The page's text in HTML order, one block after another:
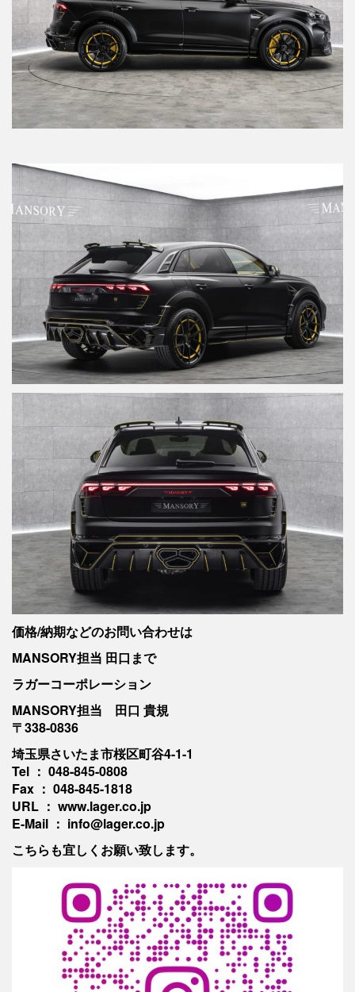
価格/納期などのお問い合わせは
MANSORY担当 田口まで
ラガーコーポレーション
MANSORY担当 田口 貴規
〒338-0836
埼玉県さいたま市桜区町谷4-1-1
Tel ： 048-845-0808
Fax ： 048-845-1818
URL ： www.lager.co.jp
E-Mail ： info@lager.co.jp
こちらも宜しくお願い致します。